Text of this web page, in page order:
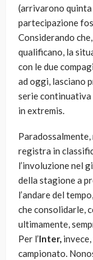
(arrivarono
partecipazione
Considerando
qualificano, la
con le due
ad oggi, lasciano
serie continuativa
in extremis.
registra in
l’involuzione nel
della stagione a
l’andare del
che consolidarle,
ultimamente,
Per l’Inter,
campionato.